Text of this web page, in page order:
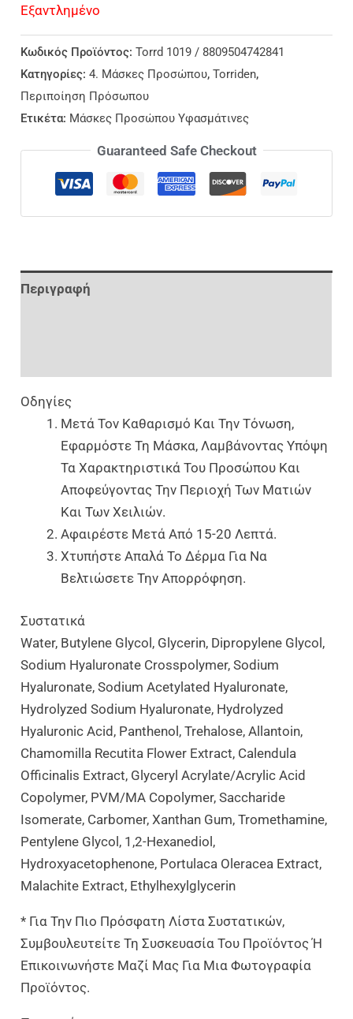
Εξαντλημένο
Κωδικός Προϊόντος:Torrd 1019 / 8809504742841
Κατηγορίες:4. Μάσκες Προσώπου,Torriden,
Περιποίηση Πρόσωπου
Ετικέτα: Μάσκες Προσώπου Υφασμάτινες
Guaranteed Safe Checkout
Περιγραφή
Οδηγίες
Μετά Τον Καθαρισμό Και Την Τόνωση,
Εφαρμόστε Τη Μάσκα, Λαμβάνοντας Υπόψη
Τα Χαρακτηριστικά Του Προσώπου Και
Αποφεύγοντας Την Περιοχή Των Ματιών
Και Των Χειλιών.
Αφαιρέστε Μετά Από 15-20 Λεπτά.
Χτυπήστε Απαλά Το Δέρμα Για Να
Βελτιώσετε Την Απορρόφηση.
Συστατικά
Water, Butylene Glycol, Glycerin, Dipropylene Glycol,
Sodium Hyaluronate Crosspolymer, Sodium
Hyaluronate, Sodium Acetylated Hyaluronate,
Hydrolyzed Sodium Hyaluronate, Hydrolyzed
Hyaluronic Acid, Panthenol, Trehalose, Allantoin,
Chamomilla Recutita Flower Extract, Calendula
Officinalis Extract, Glyceryl Acrylate/Acrylic Acid
Copolymer, PVM/MA Copolymer, Saccharide
Isomerate, Carbomer, Xanthan Gum, Tromethamine,
Pentylene Glycol, 1,2-Hexanediol,
Hydroxyacetophenone, Portulaca Oleracea Extract,
Malachite Extract, Ethylhexylglycerin
* Για Την Πιο Πρόσφατη Λίστα Συστατικών,
Συμβουλευτείτε Τη Συσκευασία Του Προϊόντος Ή
Επικοινωνήστε Μαζί Μας Για Μια Φωτογραφία
Προϊόντος.